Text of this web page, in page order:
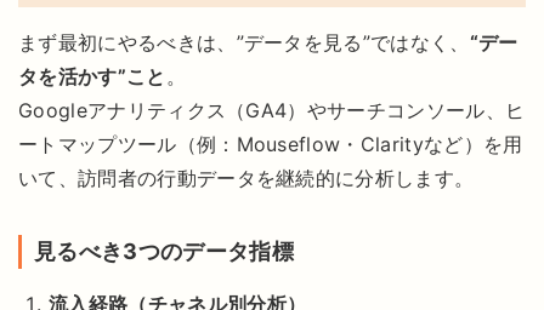
まず最初にやるべきは、”データを見る”ではなく、 “デー
タを活かす”こと 。
Googleアナリティクス（GA4）やサーチコンソール、ヒ
ートマップツール（例：Mouseflow・Clarityなど）を用
いて、訪問者の行動データを継続的に分析します。
見るべき3つのデータ指標
流入経路（チャネル別分析）